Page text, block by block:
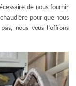
de nous fournir
pour que nous
nous vous l’offrons